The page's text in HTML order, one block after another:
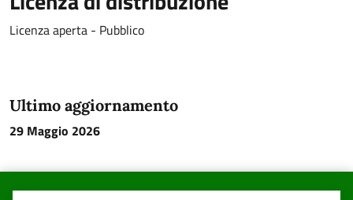
Licenza aperta - Pubblico
Ultimo aggiornamento
29 Maggio 2026